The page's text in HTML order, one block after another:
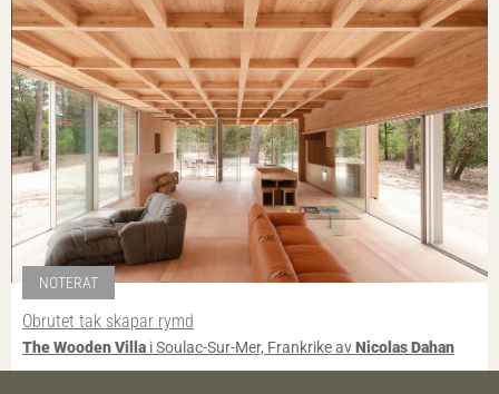
NOTERAT
Obrutet tak skapar rymd
The Wooden Villa i Soulac-Sur-Mer, Frankrike avNicolas Dahan